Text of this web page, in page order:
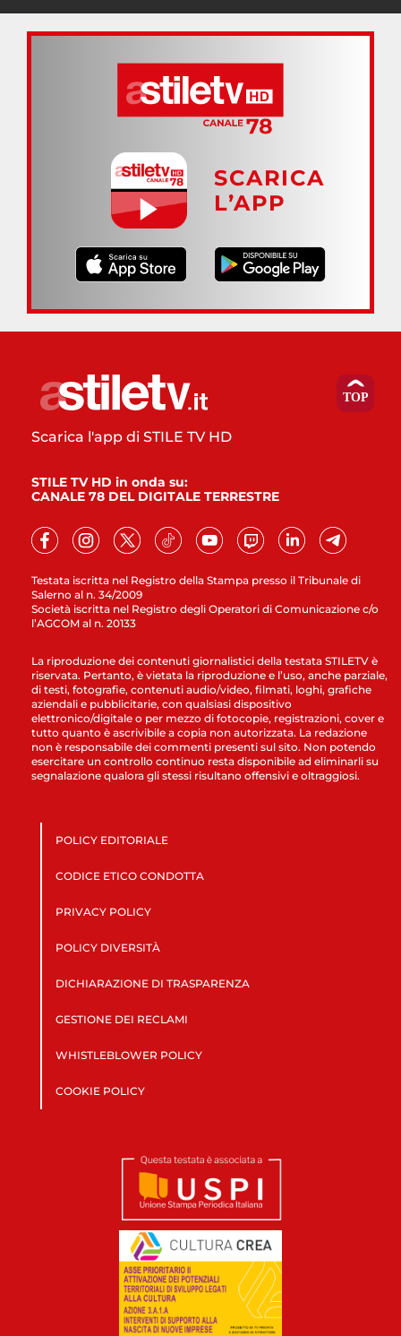
SCARICA
L’APP
Testata iscritta nel Registro della Stampa presso il Tribunale di
Salerno al n. 34/2009
Società iscritta nel Registro degli Operatori di Comunicazione c/o
l’AGCOM al n. 20133
Scarica l'app di STILE TV HD
STILE TV HD in onda su:
CANALE 78 DEL DIGITALE TERRESTRE
La riproduzione dei contenuti giornalistici della testata STILETV è
riservata. Pertanto, è vietata la riproduzione e l’uso, anche parziale,
di testi, fotografie, contenuti audio/video, filmati, loghi, grafiche
aziendali e pubblicitarie, con qualsiasi dispositivo
elettronico/digitale o per mezzo di fotocopie, registrazioni, cover e
tutto quanto è ascrivibile a copia non autorizzata. La redazione
non è responsabile dei commenti presenti sul sito. Non potendo
esercitare un controllo continuo resta disponibile ad eliminarli su
segnalazione qualora gli stessi risultano offensivi e oltraggiosi.
POLICY EDITORIALE
CODICE ETICO CONDOTTA
PRIVACY POLICY
POLICY DIVERSITÀ
DICHIARAZIONE DI TRASPARENZA
GESTIONE DEI RECLAMI
WHISTLEBLOWER POLICY
COOKIE POLICY